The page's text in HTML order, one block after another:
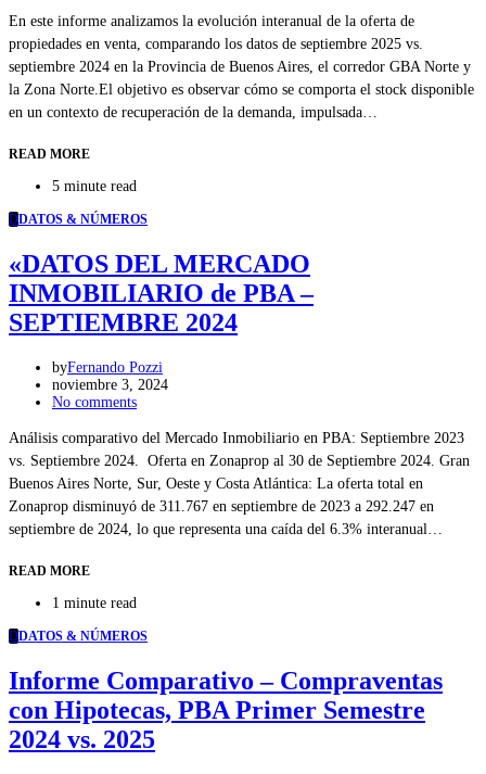
En este informe analizamos la evolución interanual de la oferta de
propiedades en venta, comparando los datos de septiembre 2025 vs.
septiembre 2024 en la Provincia de Buenos Aires, el corredor GBA Norte y
la Zona Norte.El objetivo es observar cómo se comporta el stock disponible
en un contexto de recuperación de la demanda, impulsada…
READ MORE
5 minute read
DDATOS & NÚMEROS
«DATOS DEL MERCADO
INMOBILIARIO de PBA –
SEPTIEMBRE 2024
byFernando Pozzi
noviembre 3, 2024
No comments
Análisis comparativo del Mercado Inmobiliario en PBA: Septiembre 2023
vs. Septiembre 2024. Oferta en Zonaprop al 30 de Septiembre 2024. Gran
Buenos Aires Norte, Sur, Oeste y Costa Atlántica: La oferta total en
Zonaprop disminuyó de 311.767 en septiembre de 2023 a 292.247 en
septiembre de 2024, lo que representa una caída del 6.3% interanual…
READ MORE
1 minute read
DDATOS & NÚMEROS
Informe Comparativo – Compraventas
con Hipotecas, PBA Primer Semestre
2024 vs. 2025